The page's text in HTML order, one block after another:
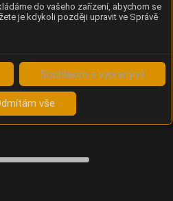
do vašeho zařízení, abychom se
je kdykoli později upravit ve Správě
Souhlasím s vybranými
vše